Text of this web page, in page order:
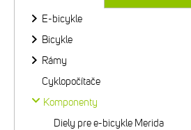
E-bicykle
Bicykle
Rámy
Cyklopočítače
Komponenty
Diely pre e-bicykle Merida